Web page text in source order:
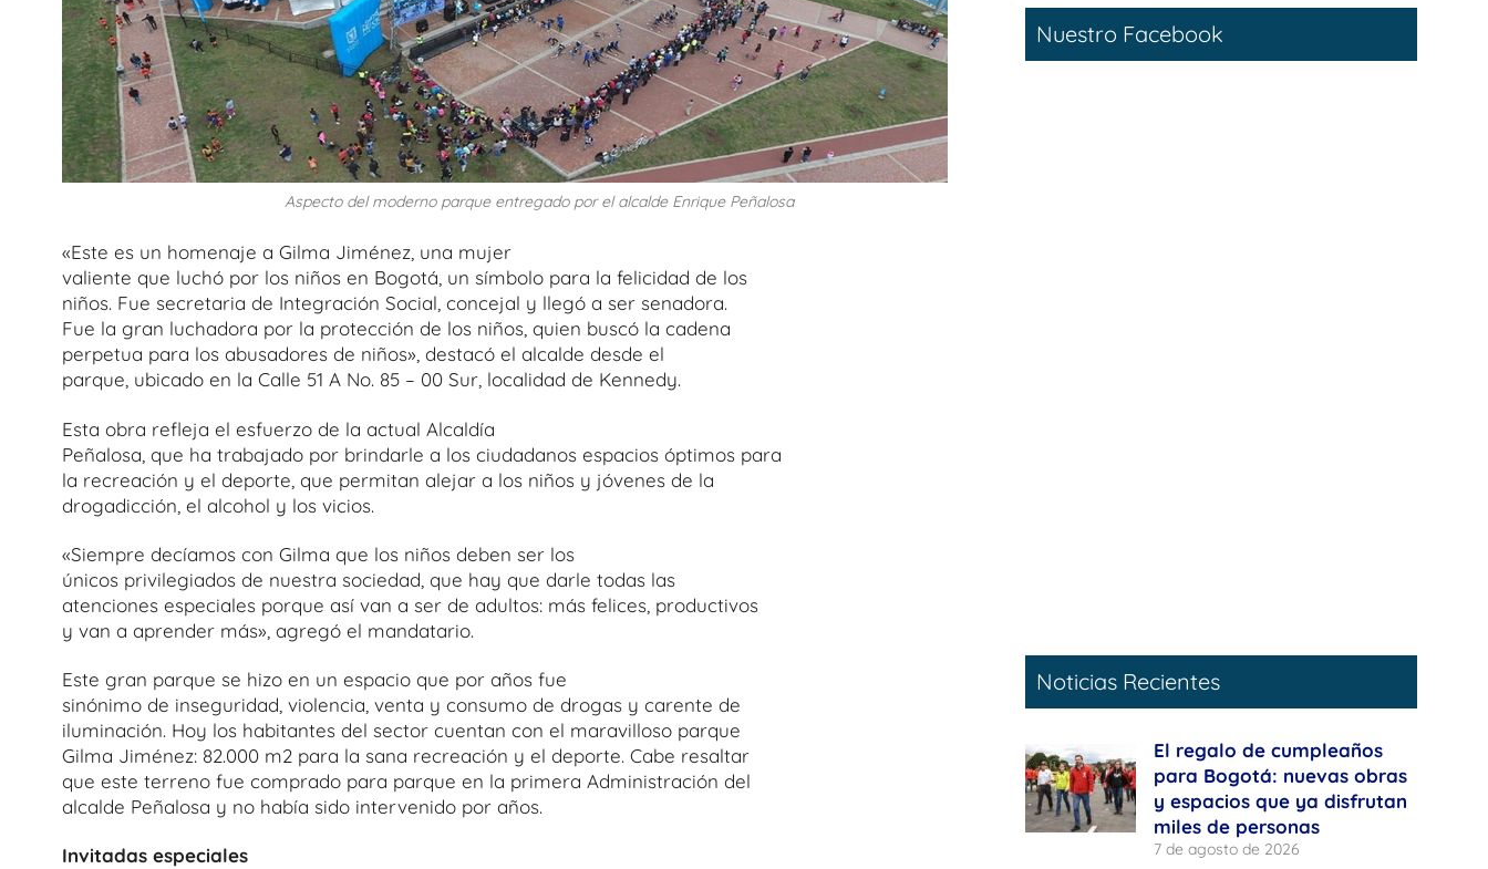
Aspecto del moderno parque entregado por el alcalde Enrique Peñalosa
«Este es un homenaje a Gilma Jiménez, una mujer
valiente que luchó por los niños en Bogotá, un símbolo para la felicidad de los
niños. Fue secretaria de Integración Social, concejal y llegó a ser senadora.
Fue la gran luchadora por la protección de los niños, quien buscó la cadena
perpetua para los abusadores de niños», destacó el alcalde desde el
parque, ubicado en la Calle 51 A No. 85 – 00 Sur, localidad de Kennedy.
Esta obra refleja el esfuerzo de la actual Alcaldía
Peñalosa, que ha trabajado por brindarle a los ciudadanos espacios óptimos para
la recreación y el deporte, que permitan alejar a los niños y jóvenes de la
drogadicción, el alcohol y los vicios.
«Siempre decíamos con Gilma que los niños deben ser los
únicos privilegiados de nuestra sociedad, que hay que darle todas las
atenciones especiales porque así van a ser de adultos: más felices, productivos
y van a aprender más», agregó el mandatario.
Este gran parque se hizo en un espacio que por años fue
sinónimo de inseguridad, violencia, venta y consumo de drogas y carente de
iluminación. Hoy los habitantes del sector cuentan con el maravilloso parque
Gilma Jiménez: 82.000 m2 para la sana recreación y el deporte. Cabe resaltar
que este terreno fue comprado para parque en la primera Administración del
alcalde Peñalosa y no había sido intervenido por años.
Invitadas especiales
Nuestro Facebook
Noticias Recientes
El regalo de cumpleaños
para Bogotá: nuevas obras
y espacios que ya disfrutan
miles de personas
7 de agosto de 2026